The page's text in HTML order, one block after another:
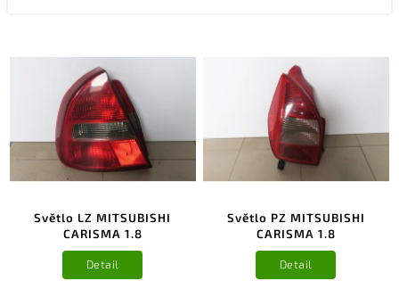
Světlo LZ MITSUBISHI
CARISMA 1.8
Detail
Světlo PZ MITSUBISHI
CARISMA 1.8
Detail